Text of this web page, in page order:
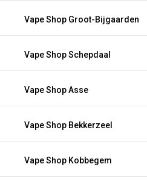
Vape Shop Groot-Bijgaarden
Vape Shop Schepdaal
Vape Shop Asse
Vape Shop Bekkerzeel
Vape Shop Kobbegem